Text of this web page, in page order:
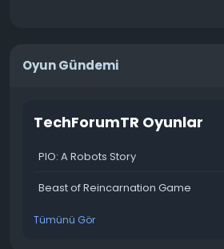
Oyun Gündemi
TechForumTR Oyunlar
PIO: A Robots Story
Beast of Reincarnation Game
Tümünü Gör